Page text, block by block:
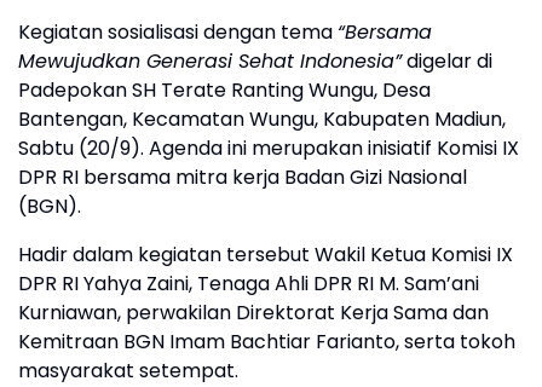
Kegiatan sosialisasi dengan tema “Bersama
Mewujudkan Generasi Sehat Indonesia”digelar di
Padepokan SH Terate Ranting Wungu, Desa
Bantengan, Kecamatan Wungu, Kabupaten Madiun,
Sabtu (20/9). Agenda ini merupakan inisiatif Komisi IX
DPR RI bersama mitra kerja Badan Gizi Nasional
(BGN).
Hadir dalam kegiatan tersebut Wakil Ketua Komisi IX
DPR RI Yahya Zaini, Tenaga Ahli DPR RI M. Sam’ani
Kurniawan, perwakilan Direktorat Kerja Sama dan
Kemitraan BGN Imam Bachtiar Farianto, serta tokoh
masyarakat setempat.